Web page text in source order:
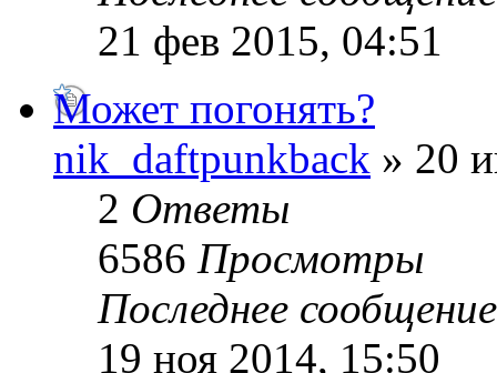
21 фев 2015, 04:51
Может погонять?
nik_daftpunkback » 20
2 Ответы
6586 Просмотры
Последнее
19 ноя 2014, 15:50